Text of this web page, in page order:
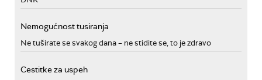
Nemogućnost tusiranja
Ne tuširate se svakog dana – ne stidite se, to je zdravo
Cestitke za uspeh